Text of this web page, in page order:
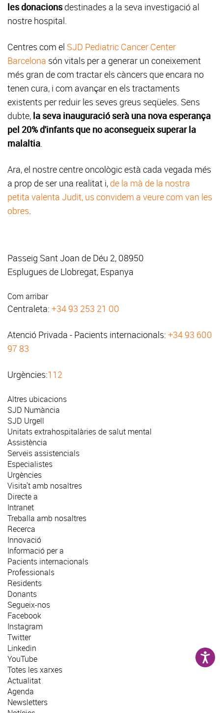
les donacionsdestinades a la seva investigació al
nostre hospital.
Centres com el SJD Pediatric Cancer Center
Barcelona són vitals per a generar un coneixement
més gran de com tractar els càncers que encara no
tenen cura, i com avançar en els tractaments
existents per reduir les seves greus seqüeles. Sens
dubte, la seva inauguració serà una nova esperança
pel 20% d'infants que no aconsegueix superar la
malaltia
Ara, el nostre centre oncològic està cada vegada més
a prop de ser una realitat i, de la mà de la nostra
petita valenta Judit, us convidem a veure com van les
obres
Passeig Sant Joan de Déu 2, 08950
Esplugues de Llobregat, Espanya
Com arribar
Centraleta: +34 93 253 21 00
Atenció Privada - Pacients internacionals: +34 93 600
97 83
Urgències:112
Altres ubicacions
SJD Numància
SJD Urgell
Unitats extrahospitalàries de salut mental
Assistència
Serveis assistencials
Especialistes
Urgències
Visita't amb nosaltres
Directe a
Intranet
Treballa amb nosaltres
Recerca
Innovació
Informació per a
Pacients internacionals
Professionals
Residents
Donants
Segueix-nos
Facebook
Instagram
Twitter
Linkedin
YouTube
Totes les xarxes
Actualitat
Agenda
Newsletters